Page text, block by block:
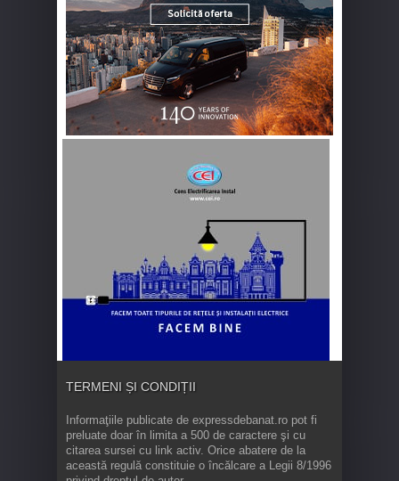
TERMENI ȘI CONDIȚII
Informaţiile publicate de expressdebanat.ro pot fi
preluate doar în limita a 500 de caractere şi cu
citarea sursei cu link activ. Orice abatere de la
această regulă constituie o încălcare a Legii 8/1996